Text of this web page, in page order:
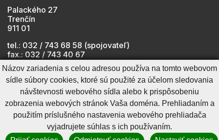
Palackého 27
Trenčín
911 01
tel.: 032 / 743 68 58 (spojovateľ)
fax.: 032 / 743 40 67
e-mail:
info@gmab.sk
Cookies nastavenie
Ochrana osobných údajov
Cookies - viac informácií
Vyhlásenie o prístupnosti
Technický prevádzkovateľ
Správca obsahu
GenerujeCMS BUXUS
Názov zariadenia s celou adresou používa na tomto webovom
sídle súbory cookies, ktoré sú použité za účelom sledovania
návštevnosti webového sídla alebo k prispôsobeniu
zobrazenia webových stránok Vaša doména. Prehliadaním a
použitím príslušného nastavenia webového prehliadača
vyjadrujete súhlas s ich používaním.